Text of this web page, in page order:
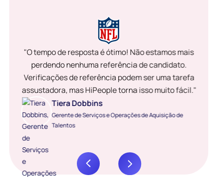
"O tempo de resposta é ótimo! Não estamos mais
perdendo nenhuma referência de candidato.
Verificações de referência podem ser uma tarefa
assustadora, mas HiPeople torna isso muito fácil."
Tiera Dobbins
Gerente de Serviços e Operações de Aquisição de
Talentos